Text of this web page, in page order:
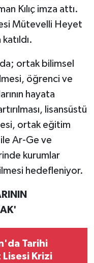
Kılıç imza attı.
Mütevelli Heyet
ortak bilimsel
öğrenci ve
hayata
lisansüstü
ortak eğitim
Ar-Ge ve
kurumlar
hedefleniyor.
Tarihi
Krizi